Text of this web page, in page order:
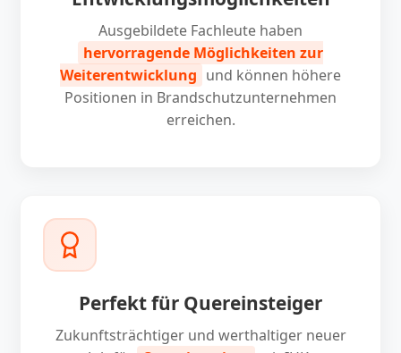
Ausgebildete Fachleute haben
hervorragende Möglichkeiten zur
Weiterentwicklung und können höhere
Positionen in Brandschutzunternehmen
erreichen.
Perfekt für Quereinsteiger
Zukunftsträchtiger und werthaltiger neuer